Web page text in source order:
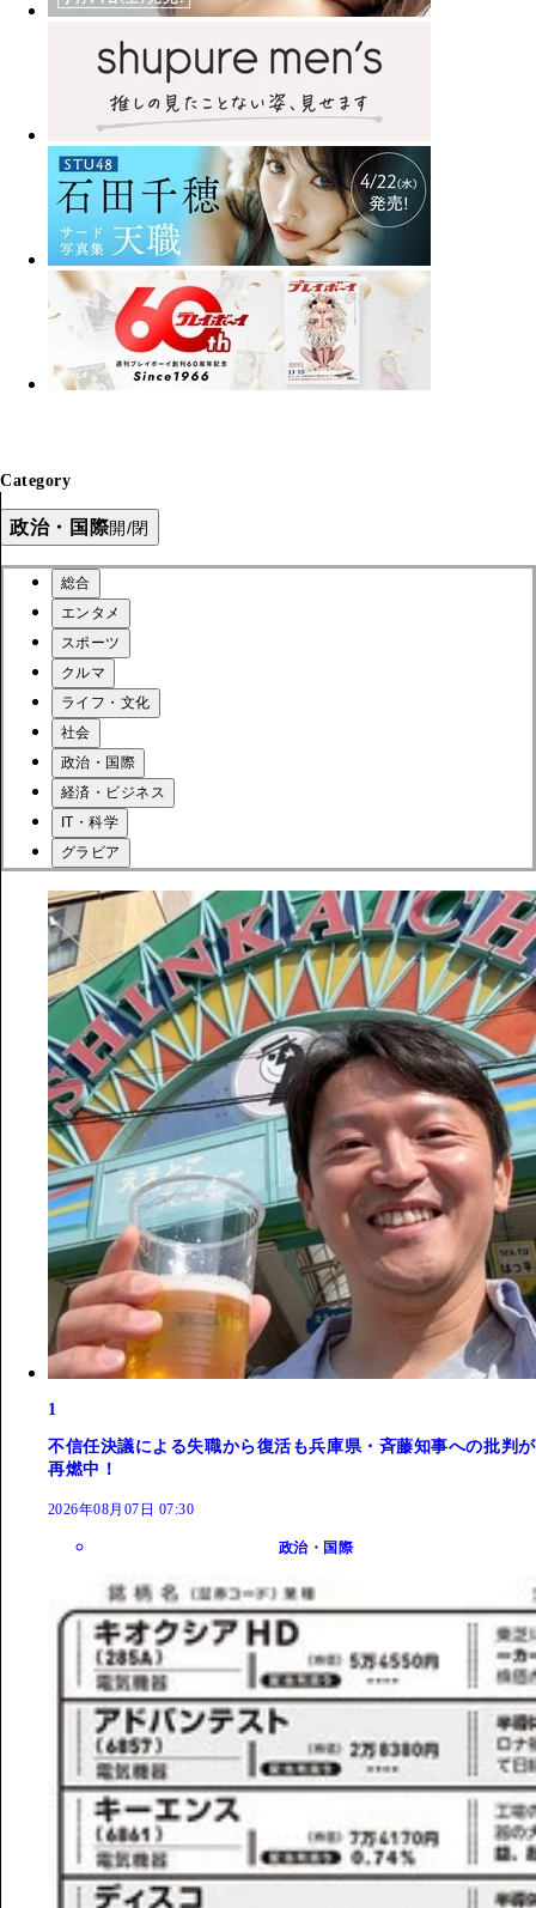
Category
政治・国際開/閉
総合
エンタメ
スポーツ
クルマ
ライフ・文化
社会
政治・国際
経済・ビジネス
IT・科学
グラビア
1
不信任決議による失職から復活も兵庫県・斉藤知事への批判が
再燃中！
2026年08月07日 07:30
政治・国際